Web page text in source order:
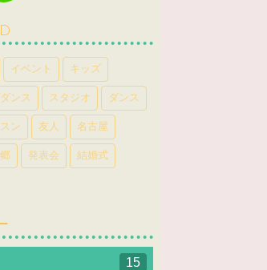
イベント キッズ
ンス スタジオ ダンス
ン 友人 名古屋
発表会 結婚式
15